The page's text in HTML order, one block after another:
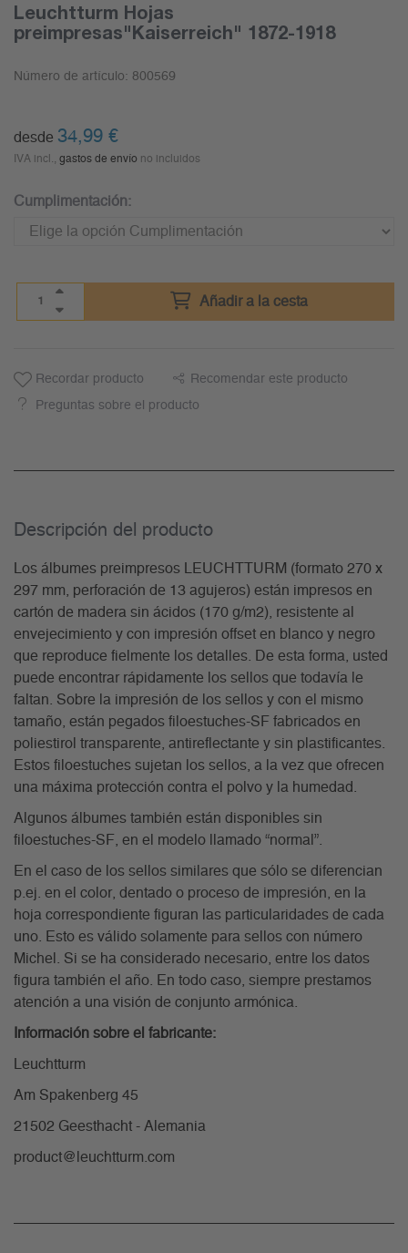
Leuchtturm Hojas
preimpresas"Kaiserreich" 1872-1918
Número de artículo: 800569
desde 34,99 €
IVA incl., gastos de envío no incluidos
Cumplimentación:
Añadir a la cesta
Recordar producto Recomendar este producto
Preguntas sobre el producto
Descripción del producto
Los álbumes preimpresos LEUCHTTURM (formato 270 x
297 mm, perforación de 13 agujeros) están impresos en
cartón de madera sin ácidos (170 g/m2), resistente al
envejecimiento y con impresión offset en blanco y negro
que reproduce fielmente los detalles. De esta forma, usted
puede encontrar rápidamente los sellos que todavía le
faltan. Sobre la impresión de los sellos y con el mismo
tamaño, están pegados filoestuches-SF fabricados en
poliestirol transparente, antireflectante y sin plastificantes.
Estos filoestuches sujetan los sellos, a la vez que ofrecen
una máxima protección contra el polvo y la humedad.
Algunos álbumes también están disponibles sin
filoestuches-SF, en el modelo llamado “normal”.
En el caso de los sellos similares que sólo se diferencian
p.ej. en el color, dentado o proceso de impresión, en la
hoja correspondiente figuran las particularidades de cada
uno. Esto es válido solamente para sellos con número
Michel. Si se ha considerado necesario, entre los datos
figura también el año. En todo caso, siempre prestamos
atención a una visión de conjunto armónica.
Información sobre el fabricante:
Leuchtturm
Am Spakenberg 45
21502 Geesthacht - Alemania
product@leuchtturm.com